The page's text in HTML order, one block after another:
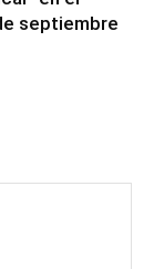
septiembre